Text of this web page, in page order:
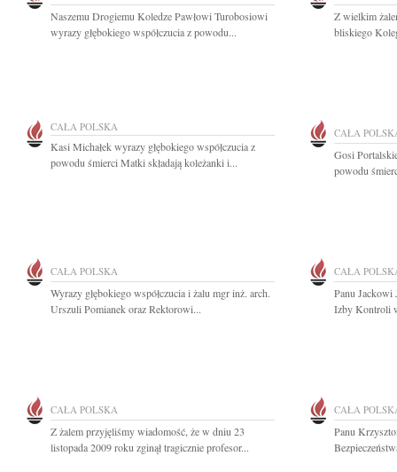
Naszemu Drogiemu Koledze Pawłowi Turobosiowi
wyrazy głębokiego współczucia z powodu...
Z wielkim
bliskiego
CAŁA POLSKA
Kasi Michałek wyrazy głębokiego współczucia z
powodu śmierci Matki składają koleżanki i...
CAŁA
Gosi
powodu
CAŁA POLSKA
Wyrazy głębokiego współczucia i żalu mgr inż. arch.
Urszuli Pomianek oraz Rektorowi...
CAŁA
Panu Jackowi
Izby Kontroli
CAŁA POLSKA
Z żalem przyjęliśmy wiadomość, że w dniu 23
listopada 2009 roku zginął tragicznie profesor...
CAŁA
Panu